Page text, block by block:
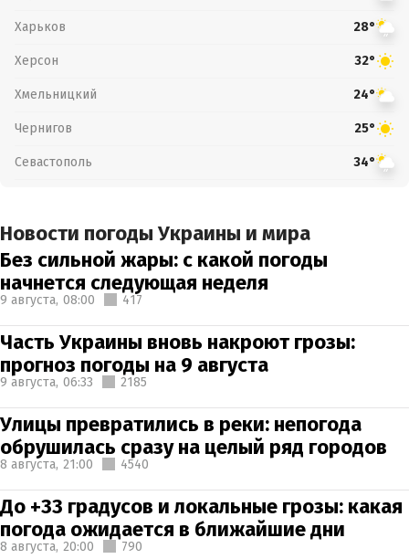
Харьков 28°
Херсон 32°
Хмельницкий 24°
Чернигов 25°
Севастополь 34°
Новости погоды Украины и мира
Без сильной жары: с какой погоды
начнется следующая неделя
9 августа, 08:00 417
Часть Украины вновь накроют грозы:
прогноз погоды на 9 августа
9 августа, 06:33 2185
Улицы превратились в реки: непогода
обрушилась сразу на целый ряд городов
8 августа, 21:00 4540
До +33 градусов и локальные грозы: какая
погода ожидается в ближайшие дни
8 августа, 20:00 790